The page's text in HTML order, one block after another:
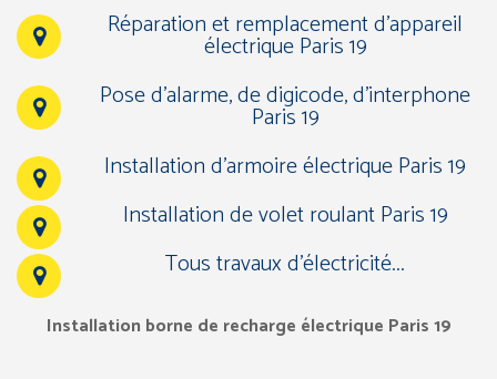
Réparation et remplacement d’appareil
électrique Paris 19
Pose d’alarme, de digicode, d’interphone
Paris 19
Installation d’armoire électrique Paris 19
Installation de volet roulant Paris 19
Tous travaux d’électricité...
Installation borne de recharge électrique Paris 19